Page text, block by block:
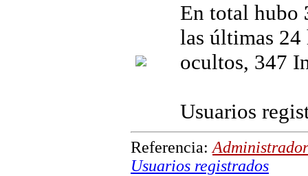
En total hubo
las últimas 24
ocultos, 347
Usuarios
Referencia:
Usuarios registrados